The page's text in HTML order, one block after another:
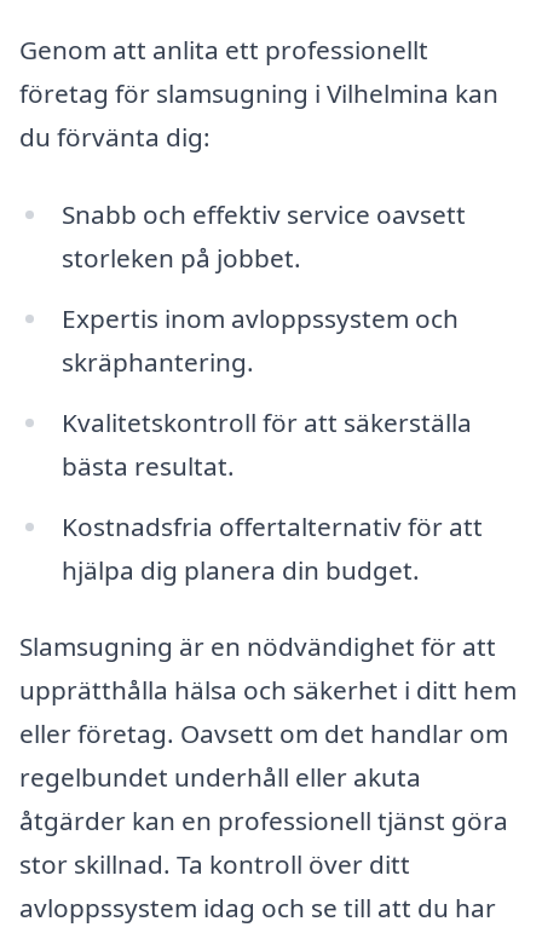
Genom att anlita ett professionellt
företag för slamsugning i Vilhelmina kan
du förvänta dig:
Snabb och effektiv service oavsett
storleken på jobbet.
Expertis inom avloppssystem och
skräphantering.
Kvalitetskontroll för att säkerställa
bästa resultat.
Kostnadsfria offertalternativ för att
hjälpa dig planera din budget.
Slamsugning är en nödvändighet för att
upprätthålla hälsa och säkerhet i ditt hem
eller företag. Oavsett om det handlar om
regelbundet underhåll eller akuta
åtgärder kan en professionell tjänst göra
stor skillnad. Ta kontroll över ditt
avloppssystem idag och se till att du har